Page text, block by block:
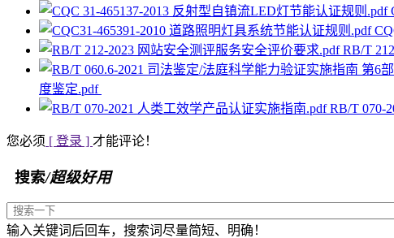
RB/T
度鉴定.pdf
RB/T 070-
您必须 [ 登录 ] 才能评论！
搜索/超级好用
输入关键词后回车，搜索词尽量简短、明确！